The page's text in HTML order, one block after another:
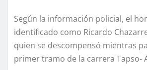
Según la información policial, el
identificado como Ricardo
quien se descompensó mientras
primer tramo de la carrera Tapso-